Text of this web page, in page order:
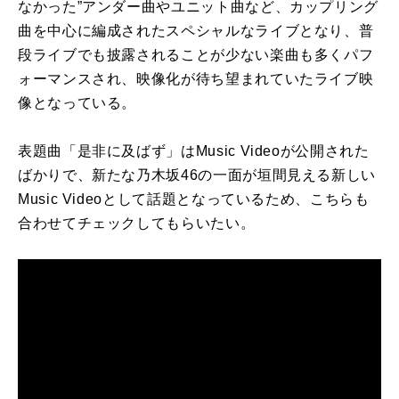
なかった”アンダー曲やユニット曲など、カップリング
曲を中心に編成されたスペシャルなライブとなり、普
段ライブでも披露されることが少ない楽曲も多くパフ
ォーマンスされ、映像化が待ち望まれていたライブ映
像となっている。
表題曲「是非に及ばず」はMusic Videoが公開された
ばかりで、新たな乃木坂46の一面が垣間見える新しい
Music Videoとして話題となっているため、こちらも
合わせてチェックしてもらいたい。